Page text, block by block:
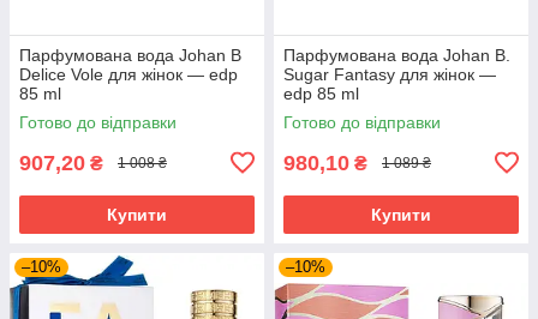
Парфумована вода Johan B
Delice Vole для жінок — edp
85 ml
Готово до відправки
907,20 ₴ 1 008 ₴
Купити
Парфумована вода Johan B.
Sugar Fantasy для жінок —
edp 85 ml
Готово до відправки
980,10 ₴ 1 089 ₴
Купити
–10% –10%